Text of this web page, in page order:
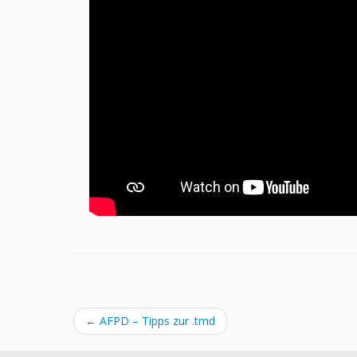
← AFPD – Tipps zur .tmd